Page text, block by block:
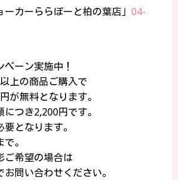
カーららぽーと柏の葉店」 04-
ーン実施中！
上の商品ご購入で
が無料となります。
つき2,200円です。
となります。
。
希望の場合は
問い合わせください。